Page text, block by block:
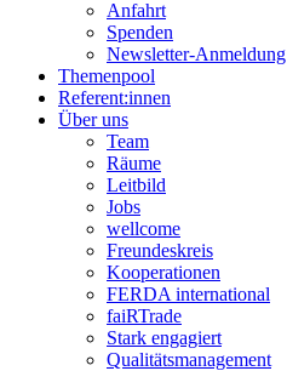
Anfahrt
Spenden
Newsletter-Anmeldung
Themenpool
Referent:innen
Über uns
Team
Räume
Leitbild
Jobs
wellcome
Freundeskreis
Kooperationen
FERDA international
faiRTrade
Stark engagiert
Qualitätsmanagement